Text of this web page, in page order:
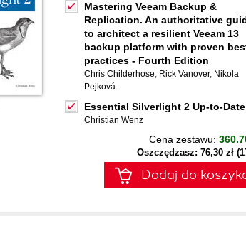
Mastering Veeam Backup &
Replication. An authoritative
to architect a resilient Veeam 13
backup platform with proven
practices - Fourth Edition
Chris Childerhose, Rick Vanover, Nikola
Pejková
Essential Silverlight 2 Up-to-Date
Christian Wenz
Cena zestawu:
Oszczędzasz: 76,30 zł
Dodaj do